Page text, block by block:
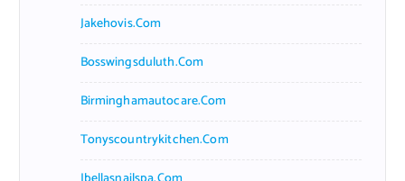
Jakehovis.com
Bosswingsduluth.com
Birminghamautocare.com
Tonyscountrykitchen.com